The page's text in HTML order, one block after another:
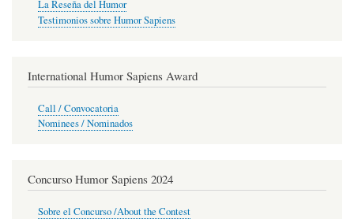
La Reseña del Humor
Testimonios sobre Humor Sapiens
International Humor Sapiens Award
Call / Convocatoria
Nominees / Nominados
Concurso Humor Sapiens 2024
Sobre el Concurso /About the Contest